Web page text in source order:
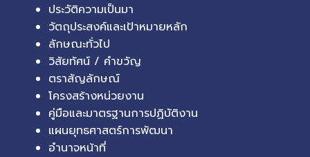
ประวัติความเป็นมา
วัตถุประสงค์และเป้าหมายหลัก
ลักษณะทั่วไป
วิสัยทัศน์ / คำขวัญ
ตราสัญลักษณ์
โครงสร้างหน่วยงาน
คู่มือและมาตรฐานการปฏิบัติงาน
แผนยุทธศาสตร์การพัฒนา
อำนาจหน้าที่